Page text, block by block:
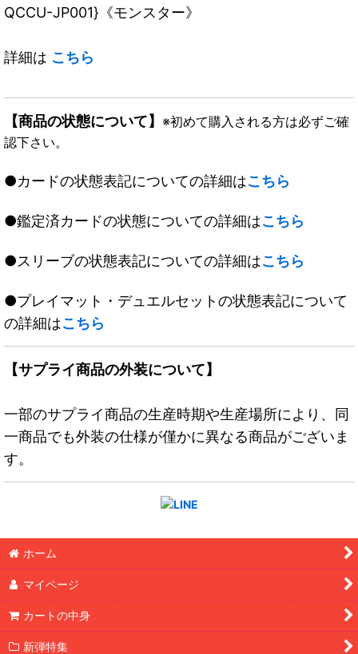
QCCU-JP001}《モンスター》
詳細は こちら
【商品の状態について】 ※初めて購入される方は必ずご確
認下さい。
●カードの状態表記についての詳細はこちら
●鑑定済カードの状態についての詳細はこちら
●スリーブの状態表記についての詳細はこちら
●プレイマット・デュエルセットの状態表記について
の詳細はこちら
【サプライ商品の外装について】
一部のサプライ商品の生産時期や生産場所により、同
一商品でも外装の仕様が僅かに異なる商品がございま
す。
ホーム
マイページ
カートの中身
新弾特集